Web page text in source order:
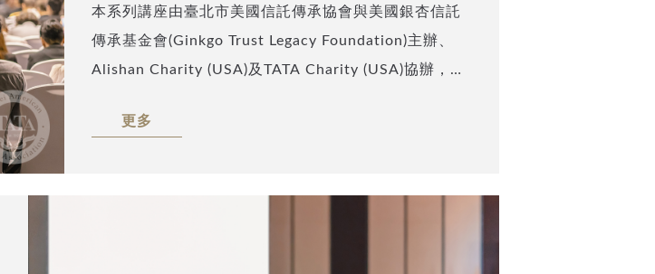
本系列講座由臺北市美國信託傳承協會與美國銀杏信託
傳承基金會(Ginkgo Trust Legacy Foundation)主辦、
Alishan Charity (USA)及TATA Charity (USA)協辦，本
(Peter Lu)，以「家族傳承好工具：美國不可撤銷信託」
更多